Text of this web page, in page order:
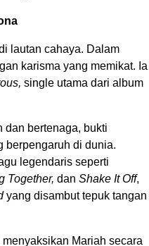
lautan cahaya. Dalam
karisma yang memikat. Ia
single utama dari album
dan bertenaga, bukti
berpengaruh di dunia.
legendaris seperti
Together, dan Shake It Off,
yang disambut tepuk tangan
Mariah secara